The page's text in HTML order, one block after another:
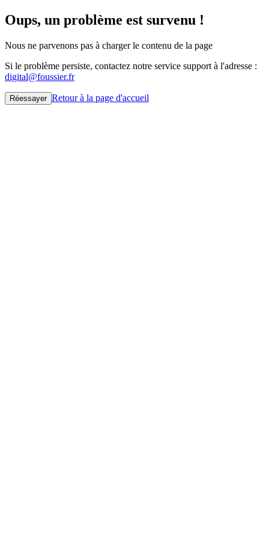
Oups, un problème est survenu !
Nous ne parvenons pas à charger le contenu de la page
Si le problème persiste, contactez notre service support à l'adresse :
digital@foussier.fr
Réessayer Retour à la page d'accueil